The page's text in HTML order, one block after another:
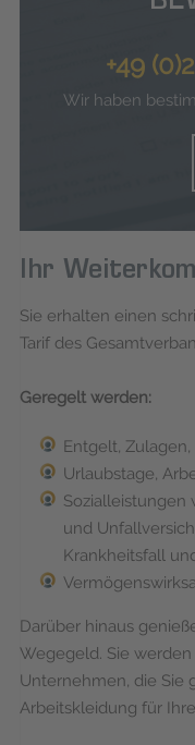
+49
Wir haben
Ihr
Sie erhalten einen
Tarif des
Geregelt werden:
Entgelt,
Urlaubstage,
Sozialleistungen
und
Krankheitsfall
Darüber hinaus
Wegegeld. Sie
Unternehmen, die Sie
Arbeitskleidung für